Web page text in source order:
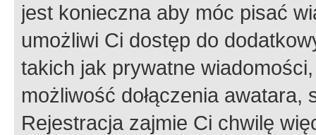
jest konieczna aby móc pisać
umożliwi Ci dostęp do
takich jak prywatne
możliwość dołączenia
Rejestracja zajmie Ci chwilę